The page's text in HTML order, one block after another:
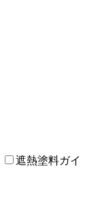
遮熱塗料ガイ